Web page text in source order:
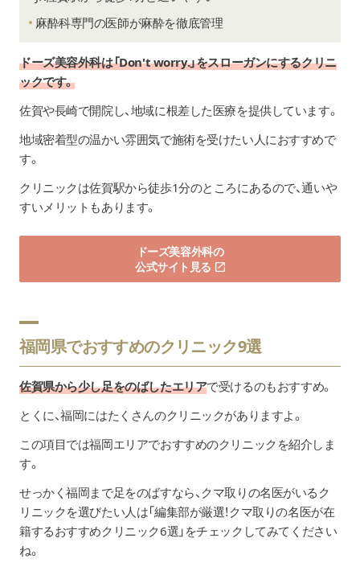
麻酔科専門の医師が麻酔を徹底管理
ドーズ美容外科は「Don't worry.」をスローガンにするクリニ
ックです。
佐賀や長崎で開院し、地域に根差した医療を提供しています。
地域密着型の温かい雰囲気で施術を受けたい人におすすめで
す。
クリニックは佐賀駅から徒歩1分のところにあるので、通いや
すいメリットもあります。
ドーズ美容外科の
公式サイト見る
福岡県でおすすめのクリニック9選
佐賀県から少し足をのばしたエリアで受けるのもおすすめ。
とくに、福岡にはたくさんのクリニックがありますよ。
この項目では福岡エリアでおすすめのクリニックを紹介しま
す。
せっかく福岡まで足をのばすなら、クマ取りの名医がいるク
リニックを選びたい人は「編集部が厳選！クマ取りの名医が在
籍するおすすめクリニック6選」 をチェックしてみてください
ね。